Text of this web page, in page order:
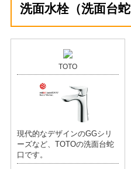
千葉県千葉市
工事実績
洗面水栓（洗面台
TOTO
現代的なデザインのGGシリ
ーズなど、TOTOの洗面台蛇
口です。